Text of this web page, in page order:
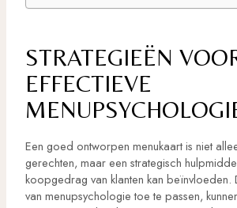
STRATEGIEËN
EFFECTIEVE
Een goed ontworpen menukaart is niet
gerechten, maar een strategisch
koopgedrag van klanten kan
van menupsychologie toe te passen,